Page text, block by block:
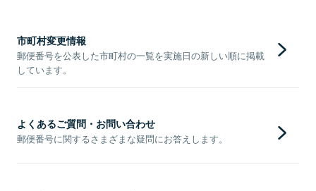
市町村変更情報
郵便番号を公表した市町村の一覧を実施日の新しい順に掲載
しています。
よくあるご質問・お問い合わせ
郵便番号に関するさまざまな疑問にお答えします。